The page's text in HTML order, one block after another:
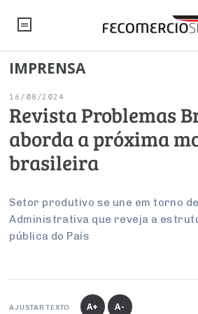
NOTÍCIAS
Editorial
Artigos
Institucional
PROJETOS ESPECIAIS:
UM BRASIL
Economia
Pesquisas
Brasil
Internacional
Inteligência Artificial
Trabalho
Empresas
Negócios
Varejo
ESG
Últimas Notícias
SINDICATOS
PESQUISAS
INSTITUCIONAL
Sobre
Negociações Coletivas
Conselho de Turismo
Conselho de Emprego e Relações do
EMPRESAS
IMPRENSA
16/08/2024
Revista Problemas
aborda a próxima
brasileira
Setor produtivo se une em torno
Administrativa que reveja a
pública do País
AJUSTAR TEXTO A+ A-